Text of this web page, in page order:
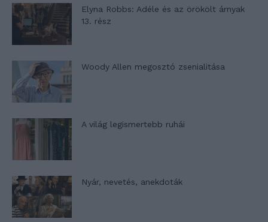
Elyna Robbs: Adéle és az örökölt árnyak
13. rész
Woody Allen megosztó zsenialitása
A világ legismertebb ruhái
Nyár, nevetés, anekdoták